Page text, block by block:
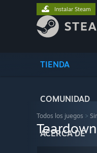
TIENDA
COMUNIDAD
ACERCA DE
Instalar Steam
Todos los juegos >
Teardown